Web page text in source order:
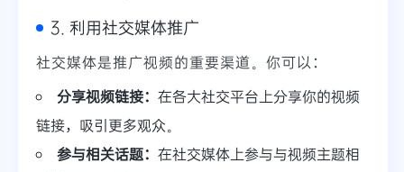
3. 利用社交媒体推广
社交媒体是推广视频的重要渠道。你可以：
分享视频链接： 在各大社交平台上分享你的视频
链接，吸引更多观众。
参与相关话题： 在社交媒体上参与与视频主题相